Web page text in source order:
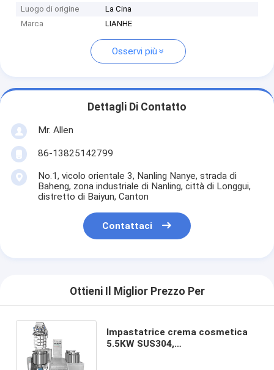
Luogo di origine
La Cina
Marca
LIANHE
Osservi più
Dettagli Di Contatto
Mr. Allen
86-13825142799
No.1, vicolo orientale 3, Nanling Nanye, strada di
Baheng, zona industriale di Nanling, città di Longgui,
distretto di Baiyun, Canton
Contattaci
Ottieni Il Miglior Prezzo Per
Impastatrice crema cosmetica
5.5KW SUS304,